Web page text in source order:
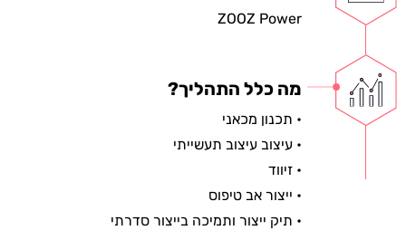
ZOOZ Power
מה כלל התהליך?
• תכנון מכאני
• עיצוב עיצוב תעשייתי
• זיווד
• ייצור אב טיפוס
• תיק ייצור ותמיכה בייצור סדרתי